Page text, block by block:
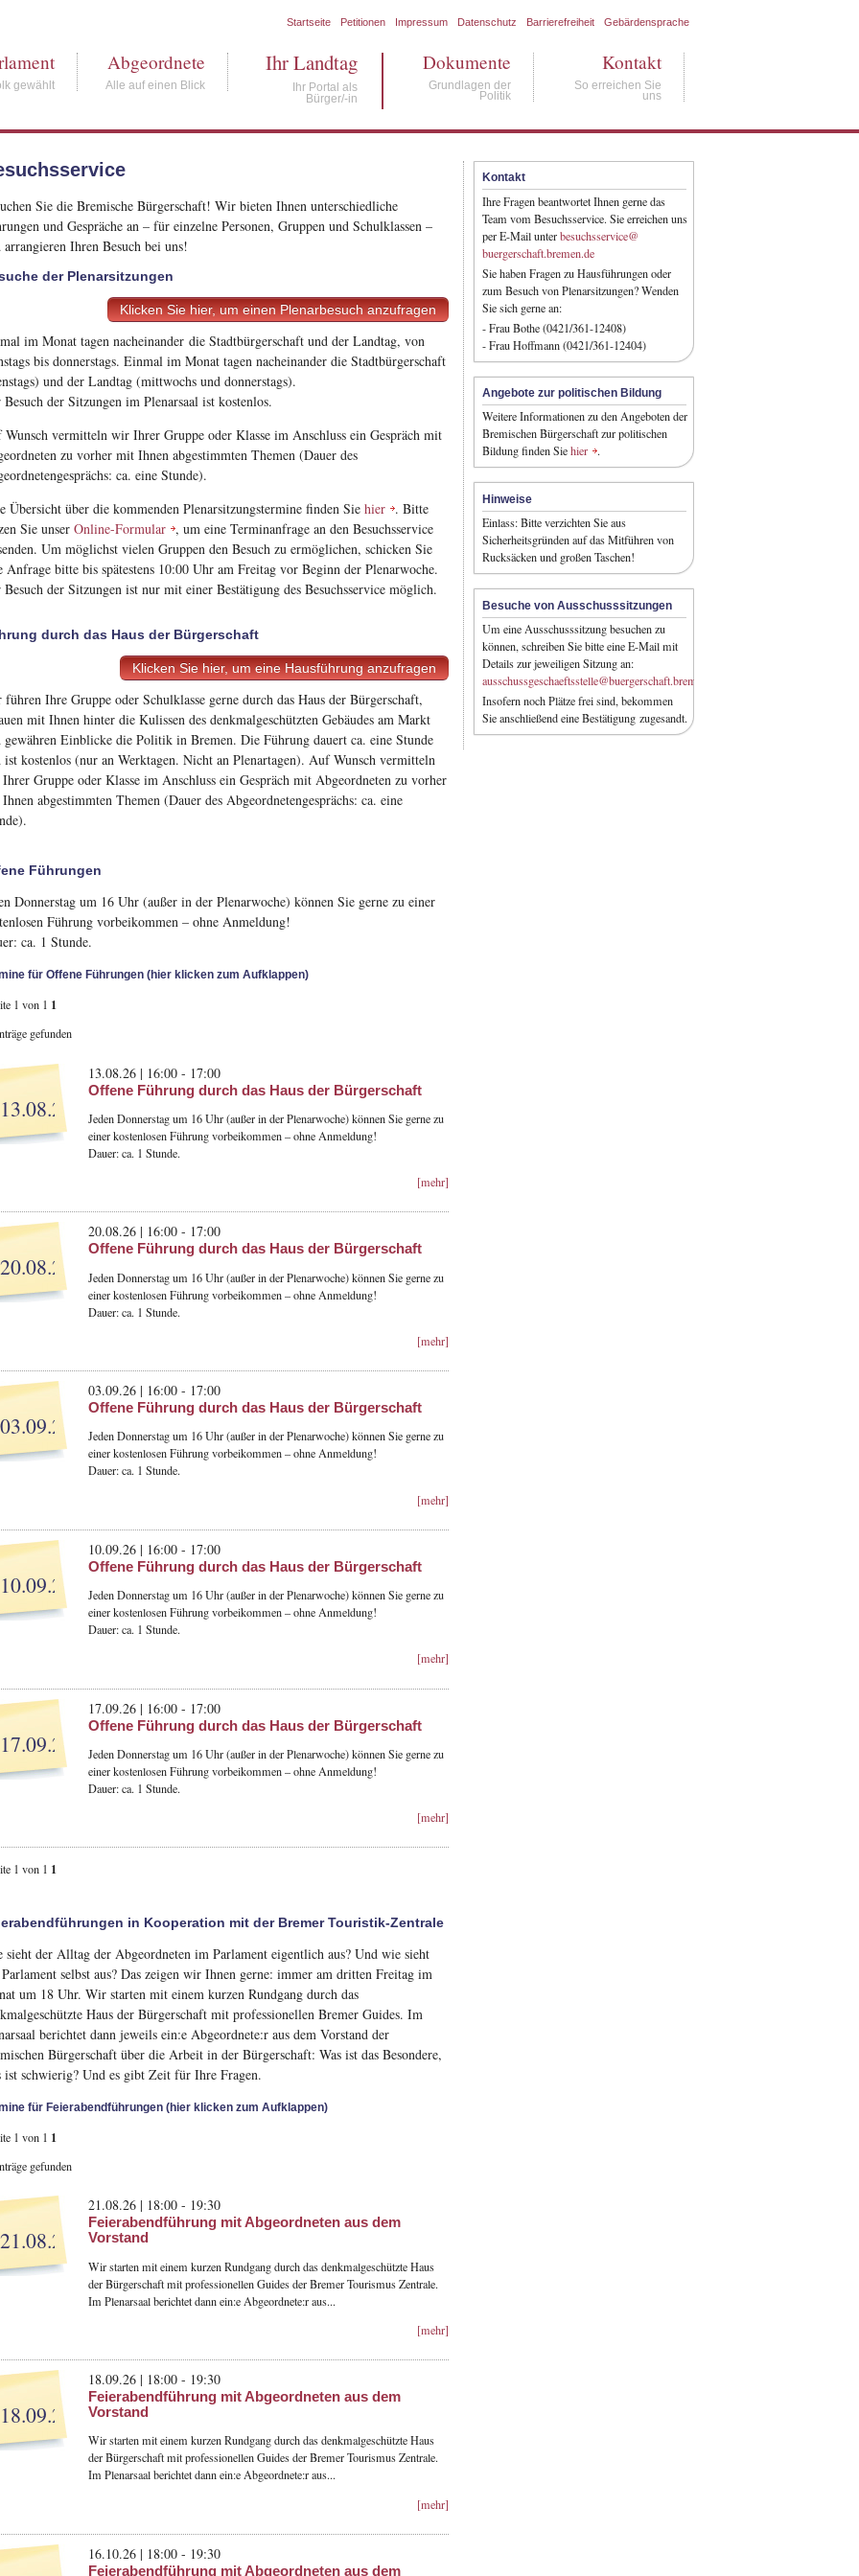
Startseite Petitionen Impressum Datenschutz Barrierefreiheit Gebärdensprache
gewählt
Abgeordnete
Alle auf einen Blick
Ihr Landtag
Ihr Portal als
Bürger/-in
Dokumente
Grundlagen der
Politik
Kontakt
So erreichen Sie
uns
Kontakt
Ihre Fragen beantwortet Ihnen gerne das
Team vom Besuchsservice. Sie erreichen uns
per E-Mail unterbesuchsservice@
buergerschaft.bremen.de
Sie haben Fragen zu Hausführungen oder
zum Besuch von Plenarsitzungen? Wenden
Sie sich gerne an:
- Frau Bothe (0421/361-12408)
- Frau Hoffmann (0421/361-12404)
Angebote zur politischen Bildung
Weitere Informationen zu den Angeboten der
Bremischen Bürgerschaft zur politischen
Bildung finden Siehier .
Hinweise
Einlass: Bitte verzichten Sie aus
Sicherheitsgründen auf das Mitführen von
Rucksäcken und großen Taschen!
Besuche von Ausschusssitzungen
Um eine Ausschusssitzung besuchen zu
können, schreiben Sie bitte eine E-Mail mit
Details zur jeweiligen Sitzung an:
ausschussgeschaeftsstelle@buergerschaft.bremen.de
Insofern noch Plätze frei sind, bekommen
Sie anschließend eine Bestätigung zugesandt.
Sie die Bremische Bürgerschaft! Wir bieten Ihnen unterschiedliche
und Gespräche an – für einzelne Personen, Gruppen und Schulklassen –
arrangieren Ihren Besuch bei uns!
der Plenarsitzungen
Klicken Sie hier, um einen Plenarbesuch anzufragen
im Monat tagen nacheinander die Stadtbürgerschaft und der Landtag, von
bis donnerstags. Einmal im Monat tagen nacheinander die Stadtbürgerschaft
und der Landtag (mittwochs und donnerstags).
Besuch der Sitzungen im Plenarsaal ist kostenlos.
vermitteln wir Ihrer Gruppe oder Klasse im Anschluss ein Gespräch mit
zu vorher mit Ihnen abgestimmten Themen (Dauer des
ca. eine Stunde).
Übersicht über die kommenden Plenarsitzungstermine finden Siehier . Bitte
Sie unserOnline-Formular , um eine Terminanfrage an den Besuchsservice
Um möglichst vielen Gruppen den Besuch zu ermöglichen, schicken Sie
Anfrage bitte bis spätestens 10:00 Uhr am Freitag vor Beginn der Plenarwoche.
Besuch der Sitzungen ist nur mit einer Bestätigung des Besuchsservice möglich.
durch das Haus der Bürgerschaft
Klicken Sie hier, um eine Hausführung anzufragen
Ihre Gruppe oder Schulklasse gerne durch das Haus der Bürgerschaft,
mit Ihnen hinter die Kulissen des denkmalgeschützten Gebäudes am Markt
gewähren Einblicke die Politik in Bremen. Die Führung dauert ca. eine Stunde
ist kostenlos (nur an Werktagen. Nicht an Plenartagen). Auf Wunsch vermitteln
Gruppe oder Klasse im Anschluss ein Gespräch mit Abgeordneten zu vorher
abgestimmten Themen (Dauer des Abgeordnetengesprächs: ca. eine
Führungen
Donnerstag um 16 Uhr (außer in der Plenarwoche) können Sie gerne zu einer
Führung vorbeikommen – ohne Anmeldung!
ca. 1 Stunde.
für Offene Führungen (hier klicken zum Aufklappen)
1 von 1 1
gefunden
13.08.26
13.08.26 | 16:00 - 17:00
Offene Führung durch das Haus der Bürgerschaft
Jeden Donnerstag um 16 Uhr (außer in der Plenarwoche) können Sie gerne zu
einer kostenlosen Führung vorbeikommen – ohne Anmeldung!
Dauer: ca. 1 Stunde.
[mehr]
20.08.26
20.08.26 | 16:00 - 17:00
Offene Führung durch das Haus der Bürgerschaft
Jeden Donnerstag um 16 Uhr (außer in der Plenarwoche) können Sie gerne zu
einer kostenlosen Führung vorbeikommen – ohne Anmeldung!
Dauer: ca. 1 Stunde.
[mehr]
03.09.26
03.09.26 | 16:00 - 17:00
Offene Führung durch das Haus der Bürgerschaft
Jeden Donnerstag um 16 Uhr (außer in der Plenarwoche) können Sie gerne zu
einer kostenlosen Führung vorbeikommen – ohne Anmeldung!
Dauer: ca. 1 Stunde.
[mehr]
10.09.26
10.09.26 | 16:00 - 17:00
Offene Führung durch das Haus der Bürgerschaft
Jeden Donnerstag um 16 Uhr (außer in der Plenarwoche) können Sie gerne zu
einer kostenlosen Führung vorbeikommen – ohne Anmeldung!
Dauer: ca. 1 Stunde.
[mehr]
17.09.26
17.09.26 | 16:00 - 17:00
Offene Führung durch das Haus der Bürgerschaft
Jeden Donnerstag um 16 Uhr (außer in der Plenarwoche) können Sie gerne zu
einer kostenlosen Führung vorbeikommen – ohne Anmeldung!
Dauer: ca. 1 Stunde.
[mehr]
1 von 1 1
in Kooperation mit der Bremer Touristik-Zentrale
sieht der Alltag der Abgeordneten im Parlament eigentlich aus? Und wie sieht
Parlament selbst aus? Das zeigen wir Ihnen gerne: immer am dritten Freitag im
um 18 Uhr. Wir starten mit einem kurzen Rundgang durch das
Haus der Bürgerschaft mit professionellen Bremer Guides. Im
berichtet dann jeweils ein:e Abgeordnete:r aus dem Vorstand der
Bürgerschaft über die Arbeit in der Bürgerschaft: Was ist das Besondere,
ist schwierig? Und es gibt Zeit für Ihre Fragen.
für Feierabendführungen (hier klicken zum Aufklappen)
1 von 1 1
gefunden
21.08.26
21.08.26 | 18:00 - 19:30
Feierabendführung mit Abgeordneten aus dem
Vorstand
Wir starten mit einem kurzen Rundgang durch das denkmalgeschützte Haus
der Bürgerschaft mit professionellen Guides der Bremer Tourismus Zentrale.
Im Plenarsaal berichtet dann ein:e Abgeordnete:r aus...
[mehr]
18.09.26
18.09.26 | 18:00 - 19:30
Feierabendführung mit Abgeordneten aus dem
Vorstand
Wir starten mit einem kurzen Rundgang durch das denkmalgeschützte Haus
der Bürgerschaft mit professionellen Guides der Bremer Tourismus Zentrale.
Im Plenarsaal berichtet dann ein:e Abgeordnete:r aus...
[mehr]
16.10.26 | 18:00 - 19:30
Feierabendführung mit Abgeordneten aus dem